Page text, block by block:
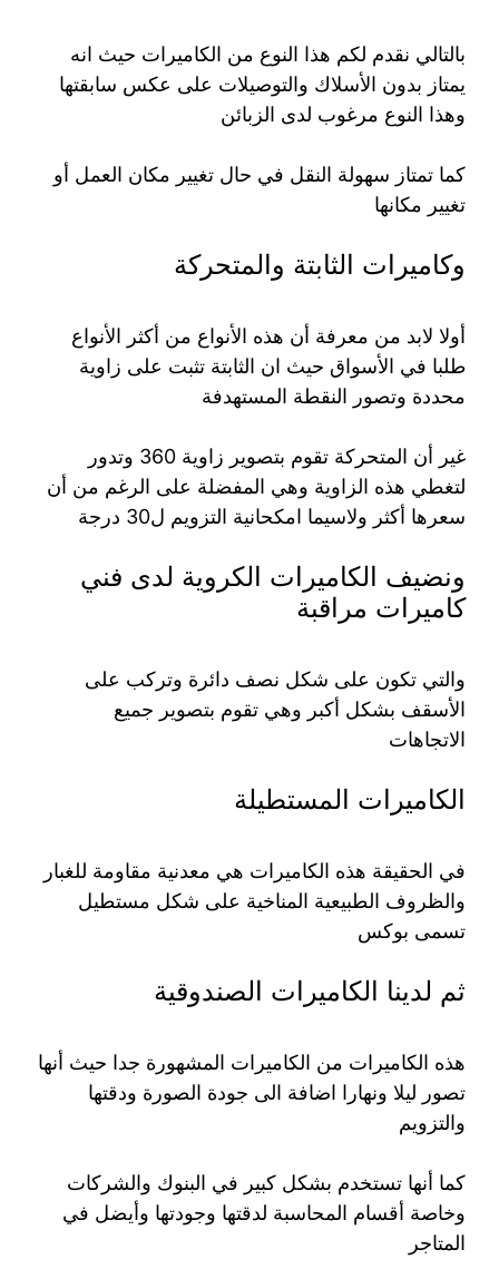
بالتالي نقدم لكم هذا النوع من الكاميرات حيث انه
يمتاز بدون الأسلاك والتوصيلات على عكس سابقتها
وهذا النوع مرغوب لدى الزبائن
كما تمتاز سهولة النقل في حال تغيير مكان العمل أو
تغيير مكانها
وكاميرات الثابتة والمتحركة
أولا لابد من معرفة أن هذه الأنواع من أكثر الأنواع
طلبا في الأسواق حيث ان الثابتة تثبت على زاوية
محددة وتصور النقطة المستهدفة
غير أن المتحركة تقوم بتصوير زاوية 360 وتدور
لتغطي هذه الزاوية وهي المفضلة على الرغم من أن
سعرها أكثر ولاسيما امكحانية التزويم ل30 درجة
ونضيف الكاميرات الكروية لدى فني
كاميرات مراقبة
والتي تكون على شكل نصف دائرة وتركب على
الأسقف بشكل أكبر وهي تقوم بتصوير جميع
الاتجاهات
الكاميرات المستطيلة
في الحقيقة هذه الكاميرات هي معدنية مقاومة للغبار
والظروف الطبيعية المناخية على شكل مستطيل
تسمى بوكس
ثم لدينا الكاميرات الصندوقية
هذه الكاميرات من الكاميرات المشهورة جدا حيث أنها
تصور ليلا ونهارا اضافة الى جودة الصورة ودقتها
والتزويم
كما أنها تستخدم بشكل كبير في البنوك والشركات
وخاصة أقسام المحاسبة لدقتها وجودتها وأيضل في
المتاجر